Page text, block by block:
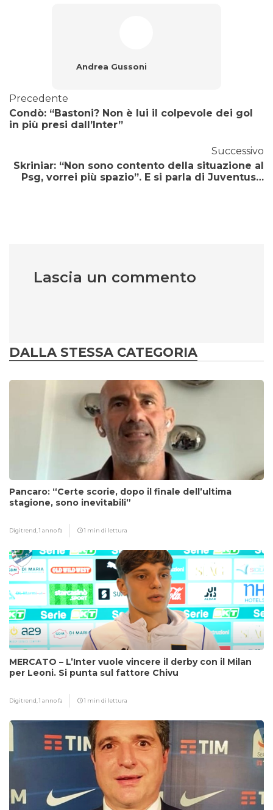
Andrea Gussoni
Precedente
Condò: “Bastoni? Non è lui il colpevole dei gol
in più presi dall’Inter”
Successivo
Skriniar: “Non sono contento della situazione al
Psg, vorrei più spazio”. E si parla di Juventus…
Lascia un commento
DALLA STESSA CATEGORIA
Pancaro: “Certe scorie, dopo il finale dell’ultima
stagione, sono inevitabili”
Digitrend,1 anno fa 1 min di lettura
MERCATO – L’Inter vuole vincere il derby con il Milan
per Leoni. Si punta sul fattore Chivu
Digitrend,1 anno fa 1 min di lettura